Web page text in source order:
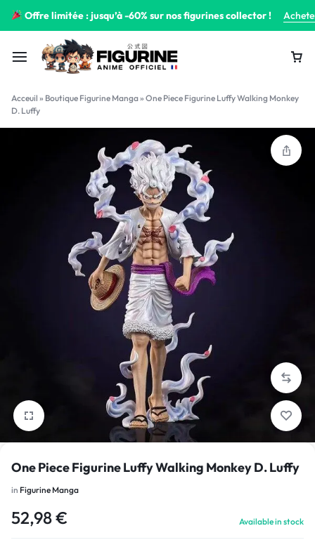
Offre limitée : jusqu’à -60% sur nos figurines collector !
Acceuil » Boutique Figurine Manga» One Piece Figurine Luffy Walking Monkey
D. Luffy
1/5
One Piece Figurine Luffy Walking Monkey D. Luffy
in Figurine Manga
52,98€ Available in stock